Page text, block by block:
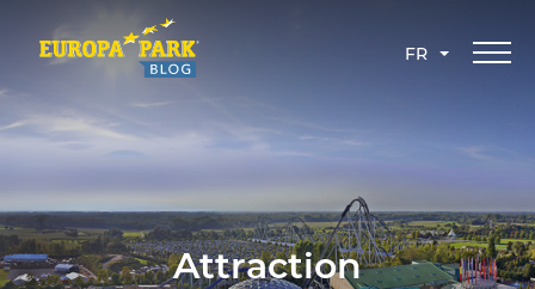
FR
Attraction